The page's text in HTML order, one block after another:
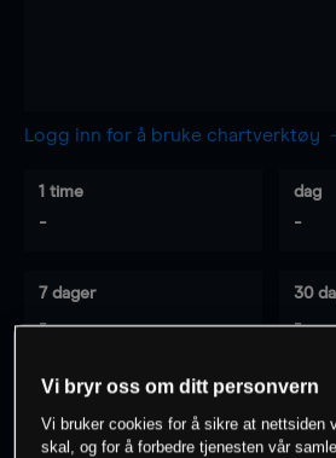
Logg inn for å bruke chartverktøy
1 time
-
dag
-
7 dager
-
30
-
0% av kunder er på
Vi bryr oss om ditt personvern
Vi bruker cookies for å sikre at nettsiden
skal, og for å forbedre tjenesten vår